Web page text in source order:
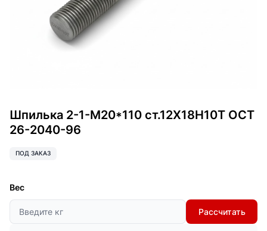
Шпилька 2-1-М20*110 ст.12Х18Н10Т ОСТ
26-2040-96
ПОД ЗАКАЗ
Вес
Рассчитать